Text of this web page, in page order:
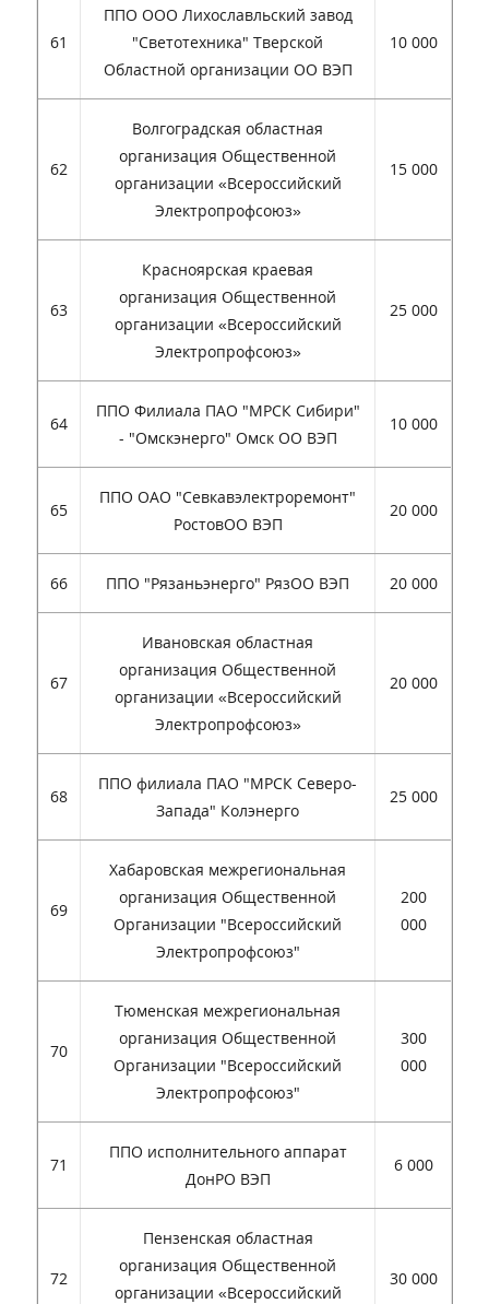
61
ППО ООО Лихославльский завод
"Светотехника" Тверской
Областной организации ОО ВЭП
10 000
62
Волгоградская областная
организация Общественной
организации «Всероссийский
Электропрофсоюз»
15 000
63
Красноярская краевая
организация Общественной
организации «Всероссийский
Электропрофсоюз»
25 000
64
ППО Филиала ПАО "МРСК Сибири"
- "Омскэнерго" Омск ОО ВЭП
10 000
65
ППО ОАО "Севкавэлектроремонт"
РостовОО ВЭП
20 000
66 ППО "Рязаньэнерго" РязОО ВЭП 20 000
67
Ивановская областная
организация Общественной
организации «Всероссийский
Электропрофсоюз»
20 000
68
ППО филиала ПАО "МРСК Северо-
Запада" Колэнерго
25 000
69
Хабаровская межрегиональная
организация Общественной
Организации "Всероссийский
Электропрофсоюз"
200
000
70
Тюменская межрегиональная
организация Общественной
Организации "Всероссийский
Электропрофсоюз"
300
000
71
ППО исполнительного аппарат
ДонРО ВЭП
6 000
72
Пензенская областная
организация Общественной
организации «Всероссийский
30 000